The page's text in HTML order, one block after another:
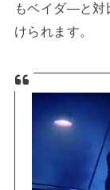
もベイダ―と対
けられます。